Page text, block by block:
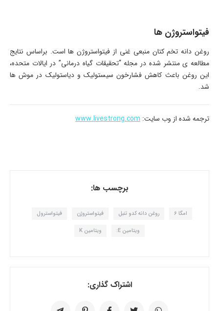
فیتواستروژن ها
روغن دانه تخم کتان منبعی غنی از فیتواستروژن ها است. براساس نتایج
مطالعه ی منتشر شده در مجله “تحقیقات گیاه درمانی” در ایالات متحده،
این روغن باعث کاهش فشارخون سیستولیک و دیاستولیک در موش ها
شد.
ترجمه شده از وب سایت: www.livestrong.com
برچسب ها:
امگا 6 روغن دانه کدو تنبل فیتواستروژن فیتواسترول
ویتامین E: ویتامین K
اشتراک گذاری: